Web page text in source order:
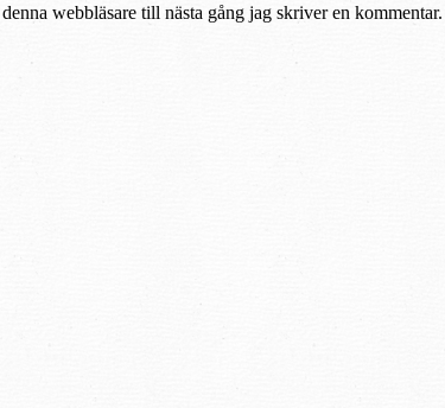
webbläsare till nästa gång jag skriver en kommentar.